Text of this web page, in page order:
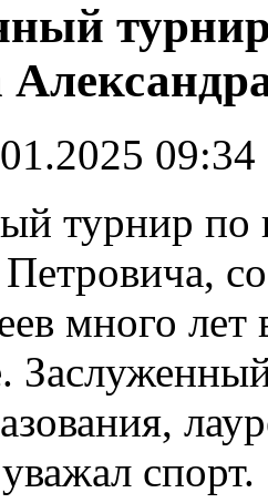
турнир
09:34
турнир по
много лет
спорт.